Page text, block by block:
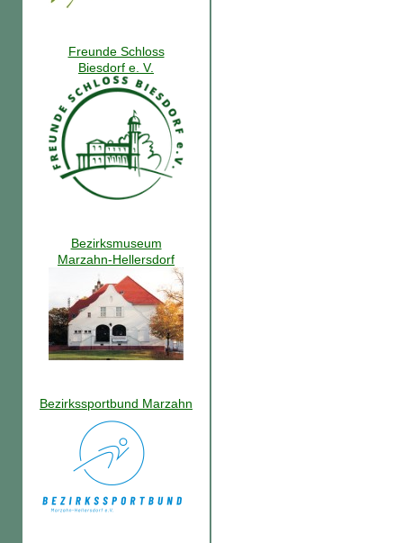
Freunde Schloss
Biesdorf e. V.
Bezirksmuseum
Marzahn-Hellersdorf
Bezirkssportbund Marzahn